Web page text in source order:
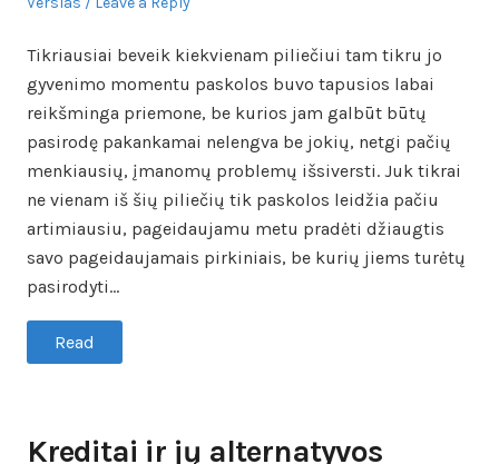
Tikriausiai beveik kiekvienam piliečiui tam tikru jo
gyvenimo momentu paskolos buvo tapusios labai
reikšminga priemone, be kurios jam galbūt būtų
pasirodę pakankamai nelengva be jokių, netgi pačių
menkiausių, įmanomų problemų išsiversti. Juk tikrai
ne vienam iš šių piliečių tik paskolos leidžia pačiu
artimiausiu, pageidaujamu metu pradėti džiaugtis
savo pageidaujamais pirkiniais, be kurių jiems turėtų
pasirodyti…
Read
Kreditai ir jų alternatyvos